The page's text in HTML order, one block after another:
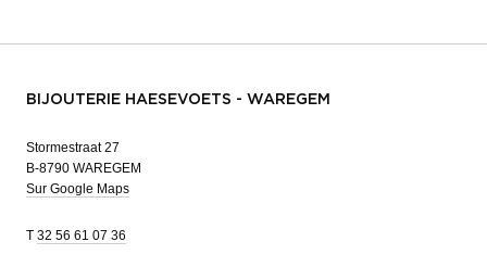
BIJOUTERIE HAESEVOETS - WAREGEM
Stormestraat 27
B-8790 WAREGEM
Sur Google Maps
T 32 56 61 07 36